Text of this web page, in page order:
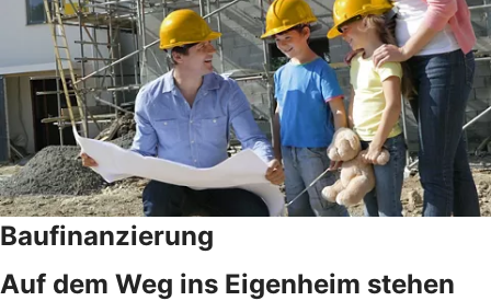
Baufinanzierung
Auf dem Weg ins Eigenheim stehen